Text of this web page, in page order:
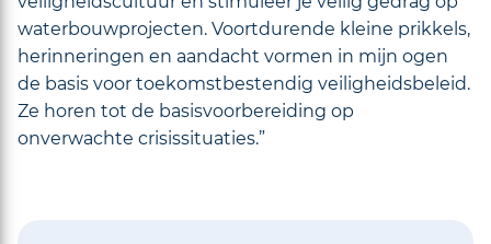
waterbouwprojecten. Voortdurende kleine prikkels,
herinneringen en aandacht vormen in mijn ogen
de basis voor toekomstbestendig veiligheidsbeleid.
Ze horen tot de basisvoorbereiding op
onverwachte crisissituaties.”